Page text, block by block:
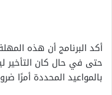
أكد البرنامج أن هذه
حتى في حال كان التأخير
بالمواعيد المحددة أمرًا